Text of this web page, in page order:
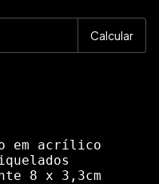
Calcular
em acrílico
8 x 3,3cm